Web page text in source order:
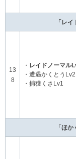
「レ
13
8
・ レイドノーマル
・遭遇かくとうLv2
・捕獲くさLv1
「ほ